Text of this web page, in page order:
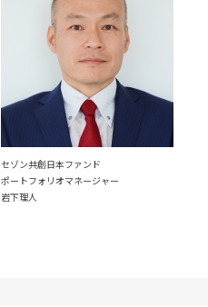
自分を変えることで未来を変
が増え、お金の不安から解放
社会は今後もさまざまな変化
ことに繋がります。本年6月
り続けます。
セゾン共創日本ファンド
ポートフォリオマネージャー
岩下理人